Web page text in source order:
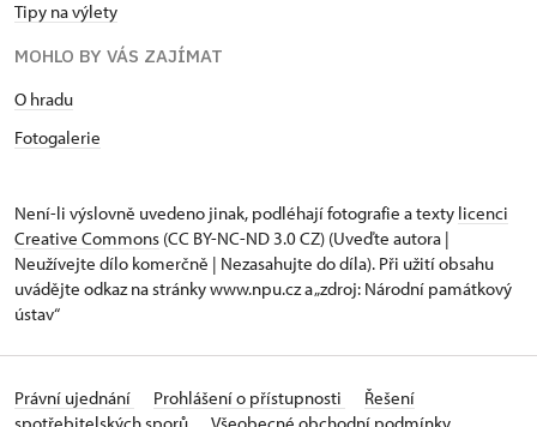
Tipy na výlety
MOHLO BY VÁS ZAJÍMAT
O hradu
Fotogalerie
Není-li výslovně uvedeno jinak, podléhají fotografie a texty licenci
Creative Commons (CC BY-NC-ND 3.0 CZ) (Uveďte autora |
Neužívejte dílo komerčně | Nezasahujte do díla). Při užití obsahu
uvádějte odkaz na stránky www.npu.cz a „zdroj: Národní památkový
ústav“
Právní ujednání Prohlášení o přístupnosti
Řešení
spotřebitelských sporů
Všeobecné obchodní podmínky